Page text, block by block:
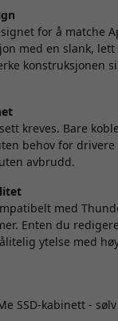
for å matche
med en slank,
konstruksjonen
kreves. Bare
behov for
avbrudd.
med
Enten du
ytelse med
SSD-kabinett - sølv